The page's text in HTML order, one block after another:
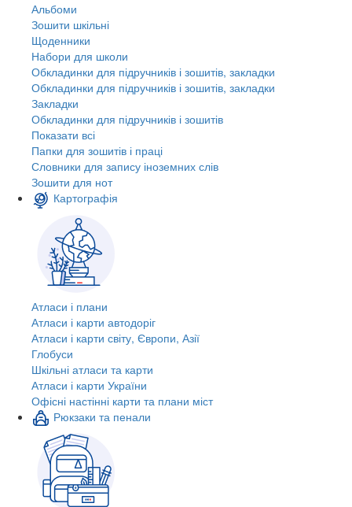
Альбоми
Зошити шкільні
Щоденники
Набори для школи
Обкладинки для підручників і зошитів, закладки
Обкладинки для підручників і зошитів, закладки
Закладки
Обкладинки для підручників і зошитів
Показати всі
Папки для зошитів і праці
Словники для запису іноземних слів
Зошити для нот
Картографія
Атласи і плани
Атласи і карти автодоріг
Атласи і карти світу, Європи, Азії
Глобуси
Шкільні атласи та карти
Атласи і карти України
Офісні настінні карти та плани міст
Рюкзаки та пенали